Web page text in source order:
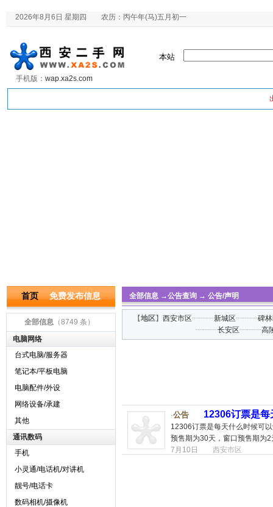
2026年8月6日 星期四 农历：丙午年(马)五月初一
手机版： wap.xa2s.com
本站
首页 免费发布信息
全部信息 （8749 条）
电脑网络
台式电脑/服务器
笔记本/平板电脑
电脑配件/外设
网络设备/承建
其他
通讯数码
手机
小灵通/电话机/对讲机
靓号/电话卡
数码相机/摄像机
全部信息 →公告查询 → 公告/声明
【地区】 西安市区┈┈┈新城区┈┈┈碑
┈┈┈长安区┈┈┈高
·公告 12306订票是
12306订票是每天什么时候可
预售期为30天，窗口预售期为
7月10日
西安市区